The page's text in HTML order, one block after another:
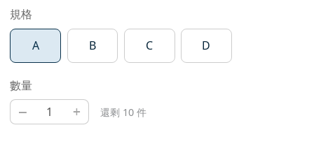
規格
A B C D
數量
– + 還剩 10 件